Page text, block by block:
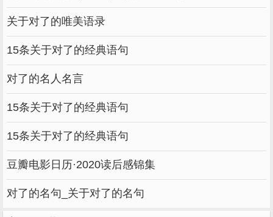
使用儿童照片
以儿童照片为头像的人，运气更差。
这样的人，对家庭有很大的依赖感，顾家之于，
也是典型的孝子孝女。
对于用孩子的照片做头像的人来说，家好就是
关于对了的唯美语录
15条关于对了的经典语句
对了的名人名言
15条关于对了的经典语句
15条关于对了的经典语句
豆瓣电影日历·2020读后感锦集
对了的名句_关于对了的名句